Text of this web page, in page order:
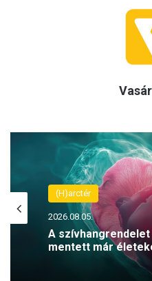
(H)arctér
2026.08.05.
A
mentett már